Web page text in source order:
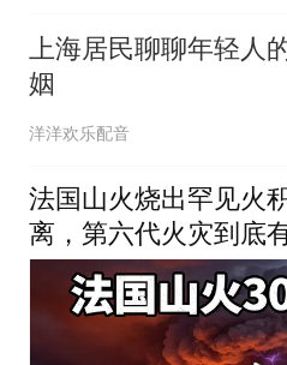
上海居民聊聊年轻人
姻
洋洋欢乐配音
法国山火烧出罕见火
离，第六代火灾到底